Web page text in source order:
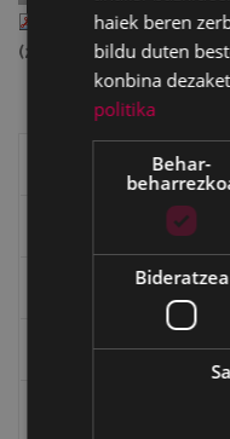
(24604405 bytes)
Eibarko liburuak
"Eibar" rebista sarean
Goi Argi aldizkaria
haiek beren
bildu duten
konbina
politika
Behar-
Bideratzea